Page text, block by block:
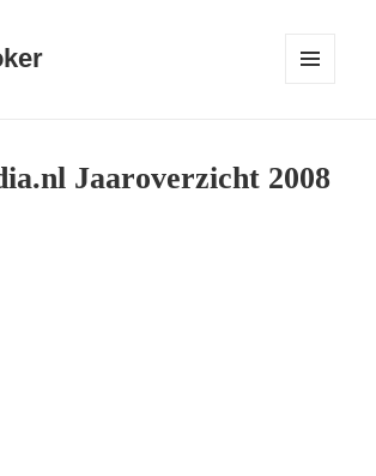
Jaaroverzicht 2008